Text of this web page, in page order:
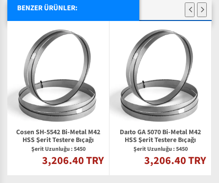
BENZER ÜRÜNLER:
Cosen SH-5542 Bi-Metal M42
HSS Şerit Testere Bıçağı
Şerit Uzunluğu : 5450
3,206.40 TRY
Daıto GA 5070 Bi-Metal M42
HSS Şerit Testere Bıçağı
Şerit Uzunluğu : 5450
3,206.40 TRY